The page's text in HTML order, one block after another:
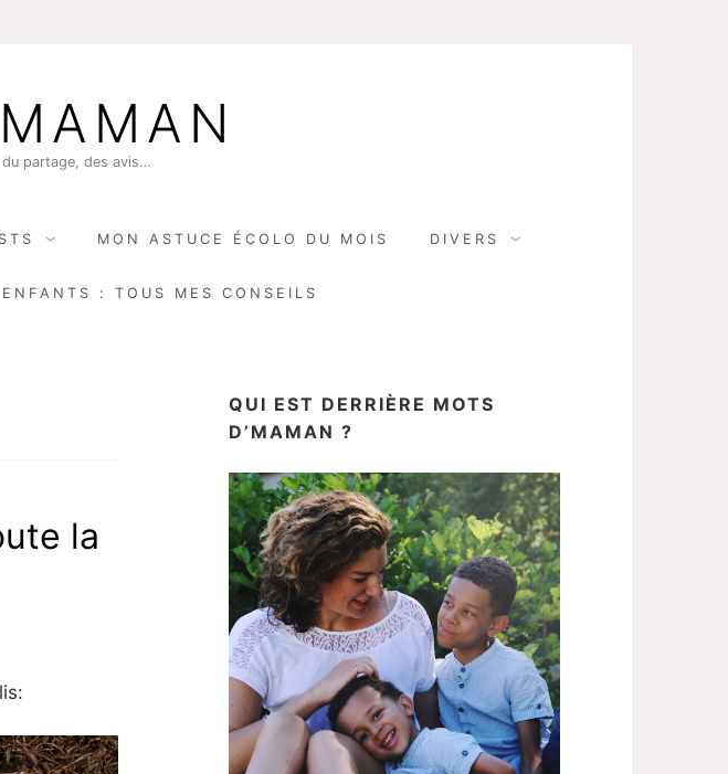
partage, des avis…
MON ASTUCE ÉCOLO DU MOIS DIVERS
: TOUS MES CONSEILS
la
QUI EST DERRIÈRE MOTS
D’MAMAN ?